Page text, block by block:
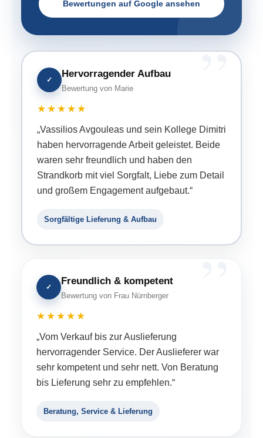
Bewertungen auf Google ansehen
✓
Hervorragender Aufbau
Bewertung von Marie
★★★★★
„Vassilios Avgouleas und sein Kollege Dimitri
haben hervorragende Arbeit geleistet. Beide
waren sehr freundlich und haben den
Strandkorb mit viel Sorgfalt, Liebe zum Detail
und großem Engagement aufgebaut.“
Sorgfältige Lieferung & Aufbau
✓
Freundlich & kompetent
Bewertung von Frau Nürnberger
★★★★★
„Vom Verkauf bis zur Auslieferung
hervorragender Service. Der Auslieferer war
sehr kompetent und sehr nett. Von Beratung
bis Lieferung sehr zu empfehlen.“
Beratung, Service & Lieferung